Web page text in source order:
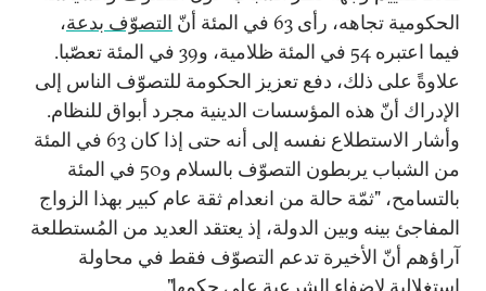
الحكومية تجاهه، رأى 63 في المئة أنّ
التصوّف بدعة،
فيما اعتبره 54 في المئة ظلامية، و39 في المئة تعصّبا.
علاوةً على ذلك، دفع تعزيز الحكومة للتصوّف الناس إلى
الإدراك أنّ هذه المؤسسات الدينية مجرد أبواق للنظام.
وأشار الاستطلاع نفسه إلى أنه حتى إذا كان 63 في المئة
من الشباب يربطون التصوّف بالسلام و50 في المئة
بالتسامح، "ثمّة حالة من انعدام ثقة عام كبير بهذا الزواج
المفاجئ بينه وبين الدولة، إذ يعتقد العديد من المُستطلعة
آراؤهم أنّ الأخيرة تدعم التصوّف فقط في محاولة